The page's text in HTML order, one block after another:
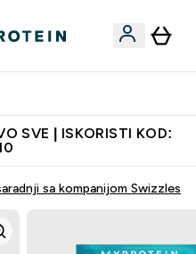
SVE | ISKORISTI KOD:
sa kompanijom Swizzles